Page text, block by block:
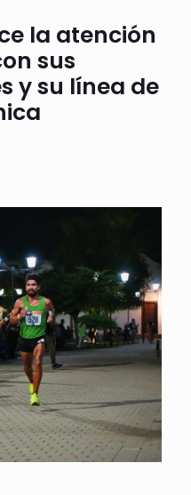
la atención
sus
y su línea de